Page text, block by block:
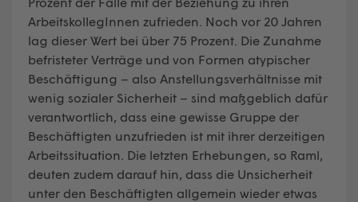
ArbeitskollegInnen zufrieden. Noch vor 20 Jahren
lag dieser Wert bei über 75 Prozent. Die Zunahme
befristeter Verträge und von Formen atypischer
Beschäftigung – also Anstellungsverhältnisse mit
wenig sozialer Sicherheit – sind maßgeblich dafür
verantwortlich, dass eine gewisse Gruppe der
Beschäftigten unzufrieden ist mit ihrer derzeitigen
Arbeitssituation. Die letzten Erhebungen, so Raml,
deuten zudem darauf hin, dass die Unsicherheit
unter den Beschäftigten allgemein wieder etwas